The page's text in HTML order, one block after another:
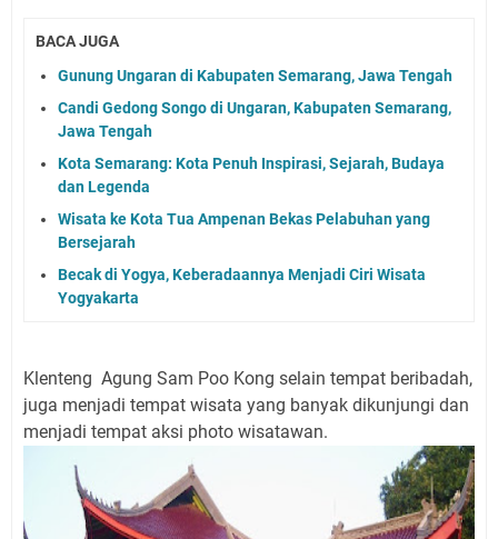
BACA JUGA
Gunung Ungaran di Kabupaten Semarang, Jawa Tengah
Candi Gedong Songo di Ungaran, Kabupaten Semarang,
Jawa Tengah
Kota Semarang: Kota Penuh Inspirasi, Sejarah, Budaya
dan Legenda
Wisata ke Kota Tua Ampenan Bekas Pelabuhan yang
Bersejarah
Becak di Yogya, Keberadaannya Menjadi Ciri Wisata
Yogyakarta
Klenteng Agung Sam Poo Kong selain tempat beribadah,
juga menjadi tempat wisata yang banyak dikunjungi dan
menjadi tempat aksi photo wisatawan.